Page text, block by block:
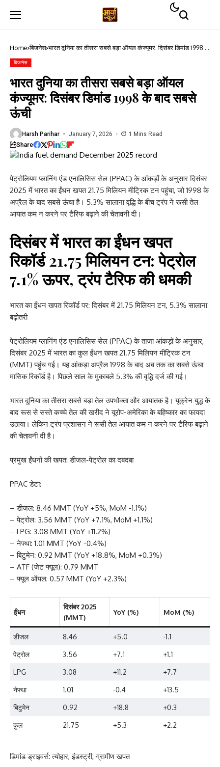
Home बिजनेस भारत दुनिया का तीसरा सबसे बड़ा ऑयल कंज्यूमर: दिसंबर डिमांड 1998 के
बिजनेस
भारत दुनिया का तीसरा सबसे बड़ा ऑयल
कंज्यूमर: दिसंबर डिमांड 1998 के बाद सबसे
ऊंची
Harsh Parihar January 7, 2026 1 Mins Read
Share
पेट्रोलियम प्लानिंग एंड एनालिसिस सेल (PPAC) के आंकड़ों के अनुसार दिसंबर
2025 में भारत का ईंधन खपत 21.75 मिलियन मीट्रिक टन पहुंचा, जो 1998 के
अप्रैल के बाद सबसे ऊंचा है। 5.3% सालाना वृद्धि के बीच ट्रंप ने रूसी तेल
आयात कम न करने पर टैरिफ बढ़ाने की चेतावनी दी।
दिसंबर में भारत का ईंधन खपत
रिकॉर्ड 21.75 मिलियन टन: पेट्रोल
7.1% ऊपर, ट्रंप टैरिफ की धमकी
भारत का ईंधन खपत रिकॉर्ड पर: दिसंबर में 21.75 मिलियन टन, 5.3% सालाना
बढ़ोतरी
पेट्रोलियम प्लानिंग एंड एनालिसिस सेल (PPAC) के ताजा आंकड़ों के अनुसार,
दिसंबर 2025 में भारत का कुल ईंधन खपत 21.75 मिलियन मीट्रिक टन
(MMT) पहुंच गई। यह आंकड़ा अप्रैल 1998 के बाद अब तक का सबसे ऊंचा
मासिक रिकॉर्ड है। पिछले साल के मुकाबले 5.3% की वृद्धि दर्ज की गई।
भारत दुनिया का तीसरा सबसे बड़ा तेल उपभोक्ता और आयातक है। यूक्रेन युद्ध के
बाद रूस से सस्ते कच्चे तेल की खरीद ने यूरोप-अमेरिका के बहिष्कार का फायदा
उठाया। लेकिन ट्रंप प्रशासन ने रूसी तेल आयात कम न करने पर टैरिफ बढ़ाने
की चेतावनी दी है।
प्रमुख ईंधनों की खपत: डीजल-पेट्रोल का दबदबा
PPAC डेटा:
– डीजल: 8.46 MMT (YoY +5%, MoM -1.1%)
– पेट्रोल: 3.56 MMT (YoY +7.1%, MoM +1.1%)
– LPG: 3.08 MMT (YoY +11.2%)
– नेफ्था: 1.01 MMT (YoY -0.4%)
– बिटुमेन: 0.92 MMT (YoY +18.8%, MoM +0.3%)
– ATF (जेट फ्यूल): 0.79 MMT
– फ्यूल ऑयल: 0.57 MMT (YoY +2.3%)
ईंधन
दिसंबर 2025
(MMT)
YoY (%) MoM (%)
डीजल 8.46 +5.0
-1.1
पेट्रोल
3.56 +7.1
+1.1
LPG
3.08 +11.2
+7.7
नेफ्था
1.01 -0.4
+13.5
बिटुमेन
0.92 +18.8
+0.3
कुल
21.75 +5.3 +2.2
डिमांड ड्राइवर्स: त्योहार, इंडस्ट्री, ग्रामीण खपत